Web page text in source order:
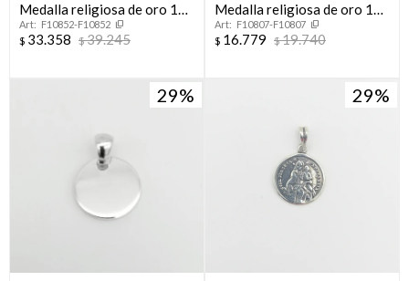
Medalla religiosa de oro 18
ktes, SAGRADO CORAZON
F10852-F10852
$ 33.358 $39.245
Medalla religiosa de oro 18
ktes y nácar, VIRGEN NIÑA.
F10807-F10807
$ 16.779 $19.740
29 29